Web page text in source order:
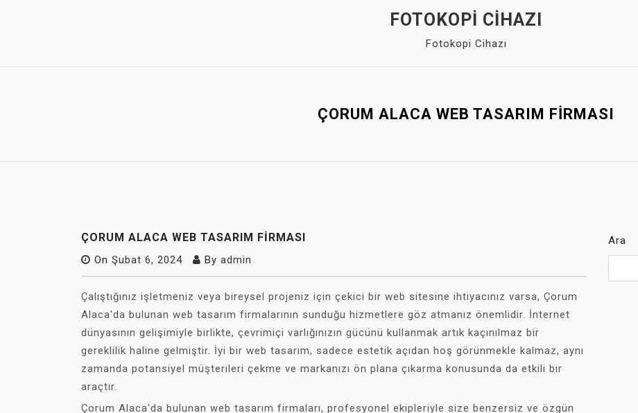
FOTOKOPI CIHAZI
Fotokopi Cihazı
ÇORUM ALACA WEB TASARIM FIRMASI
ÇORUM ALACA WEB TASARIM FIRMASI
On Şubat 6, 2024 By admin
Çalıştığınız işletmeniz veya bireysel projeniz için çekici bir web sitesine ihtiyacınız varsa, Çorum
Alaca'da bulunan web tasarım firmalarının sunduğu hizmetlere göz atmanız önemlidir. İnternet
dünyasının gelişimiyle birlikte, çevrimiçi varlığınızın gücünü kullanmak artık kaçınılmaz bir
gereklilik haline gelmiştir. İyi bir web tasarım, sadece estetik açıdan hoş görünmekle kalmaz, aynı
zamanda potansiyel müşterileri çekme ve markanızı ön plana çıkarma konusunda da etkili bir
araçtır.
Çorum Alaca'da bulunan web tasarım firmaları, profesyonel ekipleriyle size benzersiz ve özgün
Ara